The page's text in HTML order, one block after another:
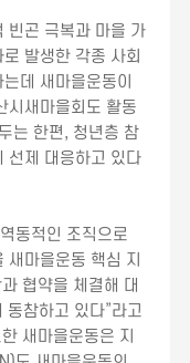
빈곤 극복과 마을 가
발생한 각종 사회
데 새마을운동이
시새마을회도 활동
는 한편, 청년층 참
선제 대응하고 있다
동적인 조직으로
마을운동 핵심 지
협약을 체결해 대
참하고 있다”라고
새마을운동은 지